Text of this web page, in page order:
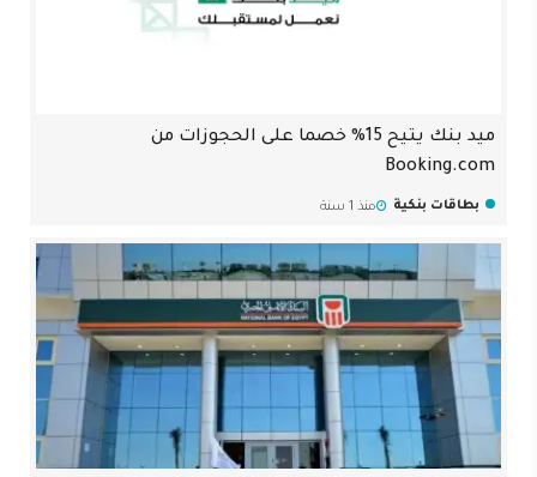
ميد بنك يتيح 15% خصما على الحجوزات من
Booking.com
بطاقات بنكية منذ 1 سنة